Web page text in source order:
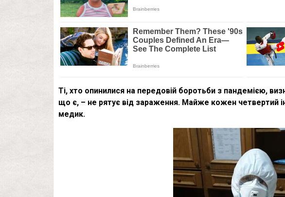
Ті, хто опинилися на передовій боротьби з пандемією,
що є, – не рятує від зараження. Майже кожен четвертий
медик.